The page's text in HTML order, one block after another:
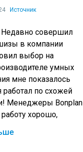
Источник
совершил
в компании
выбор на
умных
мне показалось
работал по схожей
Менеджеры Bonplan
хорошо,
я и решился на
Как обговар